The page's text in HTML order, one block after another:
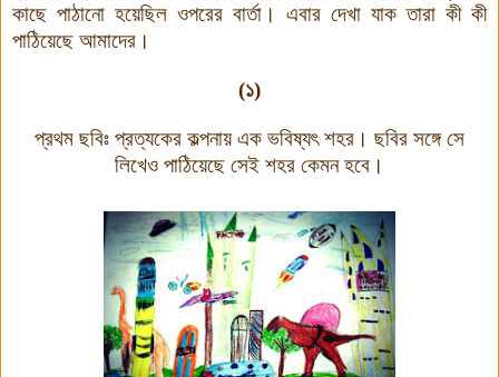
কাছে পাঠানো হয়েছিল ওপরের বার্তা। এবার দেখা যাক তারা কী কী
পাঠিয়েছে আমাদের।
(১)
প্রথম ছবিঃ প্রত্যকের কল্পনায় এক ভবিষ্যৎ শহর। ছবির সঙ্গে সে
লিখেও পাঠিয়েছে সেই শহর কেমন হবে।